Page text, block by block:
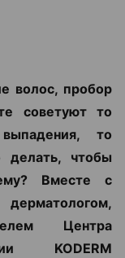
волос, пробор
советуют то
то
делать, чтобы
Вместе с
Центра
KODERM